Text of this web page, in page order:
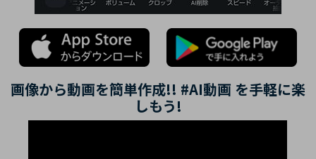
画像から動画を簡単作成!! #AI動画 を手軽に楽
しもう!